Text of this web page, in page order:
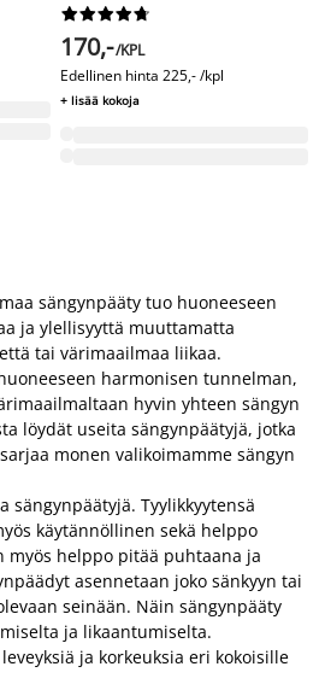






170,-/KPL
Edellinen hinta 225,- /kpl
+ lisää kokoja
sängynpääty tuo huoneeseen
ja ylellisyyttä muuttamatta
tai värimaailmaa liikaa.
harmonisen tunnelman,
hyvin yhteen sängyn
löydät useita sängynpäätyjä, jotka
monen valikoimamme sängyn
sängynpäätyjä. Tyylikkyytensä
käytännöllinen sekä helppo
myös helppo pitää puhtaana ja
asennetaan joko sänkyyn tai
seinään. Näin sängynpääty
ja likaantumiselta.
ja korkeuksia eri kokoisille